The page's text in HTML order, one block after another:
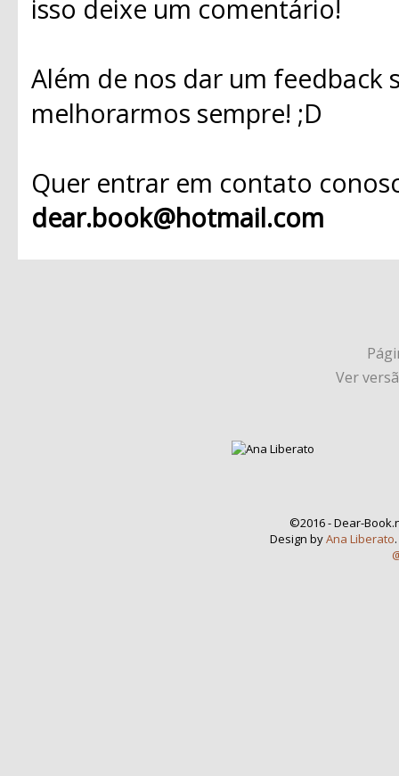
isso deixe um comentário!
Além de nos dar um
melhorarmos sempre! ;D
Quer entrar em contato
dear.book@hotmail.com
Ver
©2016 - Dear-
Design byAna Liberato